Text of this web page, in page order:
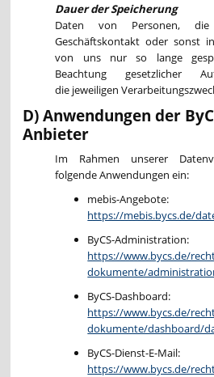
Dauer der Speicherung
Daten von Personen,
Geschäftskontakt oder sonst
von uns nur so lange
Beachtung gesetzlicher
die jeweiligen
D) Anwendungen der
Anbieter
Im Rahmen unserer
folgende Anwendungen ein:
mebis-Angebote:
https://mebis.bycs.de/
ByCS-Administration:
https://www.bycs.de/
dokumente/
ByCS-Dashboard:
https://www.bycs.de/
dokumente/dashboard/
ByCS-Dienst-E-Mail:
https://www.bycs.de/